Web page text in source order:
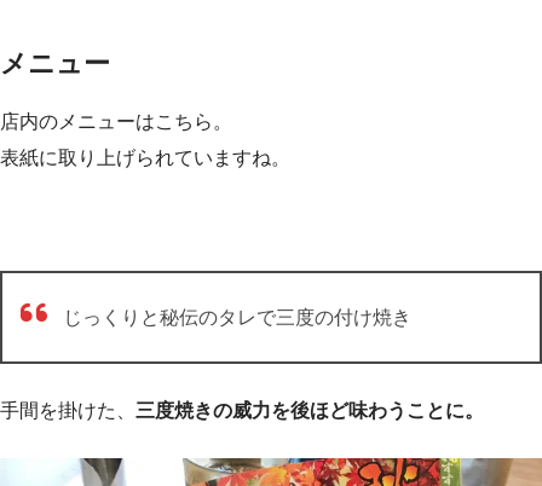
メニュー
店内のメニューはこちら。
表紙に取り上げられていますね。
じっくりと秘伝のタレで三度の付け焼き
手間を掛けた、 三度焼きの威力を後ほど味わうことに。